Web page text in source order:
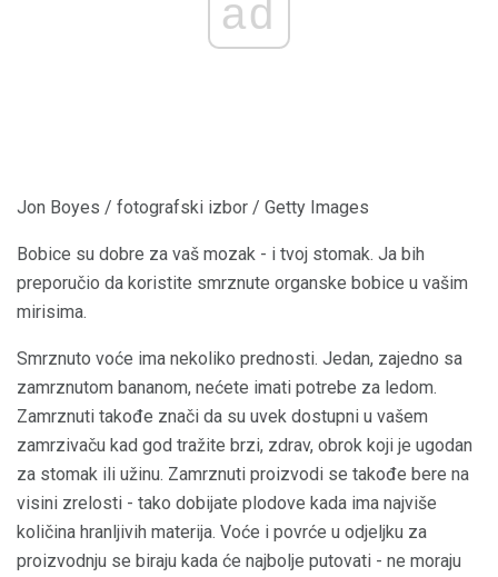
ad
Jon Boyes / fotografski izbor / Getty Images
Bobice su dobre za vaš mozak - i tvoj stomak. Ja bih
preporučio da koristite smrznute organske bobice u vašim
mirisima.
Smrznuto voće ima nekoliko prednosti. Jedan, zajedno sa
zamrznutom bananom, nećete imati potrebe za ledom.
Zamrznuti takođe znači da su uvek dostupni u vašem
zamrzivaču kad god tražite brzi, zdrav, obrok koji je ugodan
za stomak ili užinu. Zamrznuti proizvodi se takođe bere na
visini zrelosti - tako dobijate plodove kada ima najviše
količina hranljivih materija. Voće i povrće u odjeljku za
proizvodnju se biraju kada će najbolje putovati - ne moraju